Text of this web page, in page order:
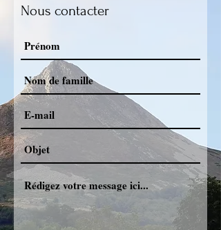
Nous contacter